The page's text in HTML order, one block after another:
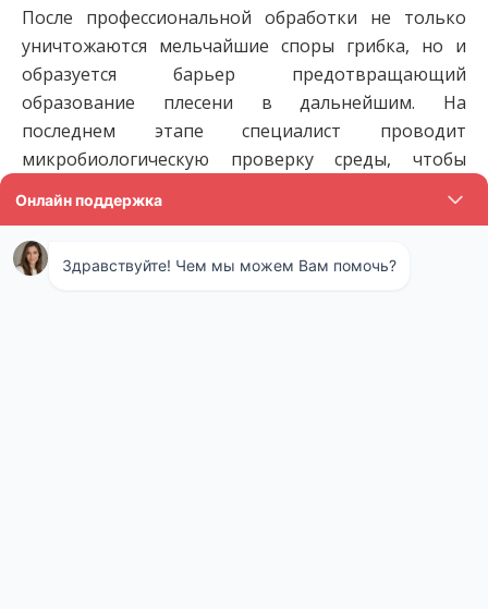
После профессиональной обработки не только
уничтожаются мельчайшие споры грибка, но и
образуется барьер предотвращающий
образование плесени в дальнейшим. На
последнем этапе специалист проводит
микробиологическую проверку среды, чтобы
Стоимость обработки от плесени